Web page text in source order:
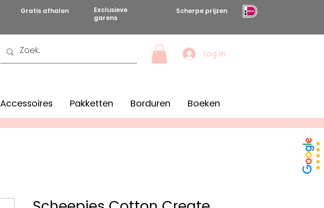
Gratis afhalen
Exclusieve
garens
Scherpe prijzen
Log in
Accessoires Pakketten Borduren Boeken